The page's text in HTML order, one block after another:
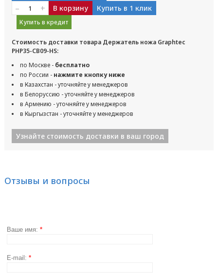
– + В корзину Купить в 1 клик
Купить в кредит
Стоимость доставки товара Держатель ножа Graphtec
PHP35-CB09-HS:
по Москве - бесплатно
по России - нажмите кнопку ниже
в Казахстан - уточняйте у менеджеров
в Белоруссию - уточняйте у менеджеров
в Армению - уточняйте у менеджеров
в Кыргызстан - уточняйте у менеджеров
Узнайте стоимость доставки в ваш город
Отзывы и вопросы
Ваше имя: *
E-mail: *